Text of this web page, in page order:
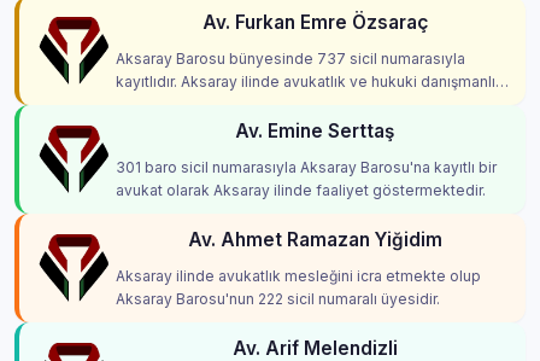
Av. Furkan Emre Özsaraç
Aksaray Barosu bünyesinde 737 sicil numarasıyla
kayıtlıdır. Aksaray ilinde avukatlık ve hukuki danışmanlık
Av. Emine Serttaş
301 baro sicil numarasıyla Aksaray Barosu'na kayıtlı bir
avukat olarak Aksaray ilinde faaliyet göstermektedir.
Av. Ahmet Ramazan Yiğidim
Aksaray ilinde avukatlık mesleğini icra etmekte olup
Aksaray Barosu'nun 222 sicil numaralı üyesidir.
Av. Arif Melendizli